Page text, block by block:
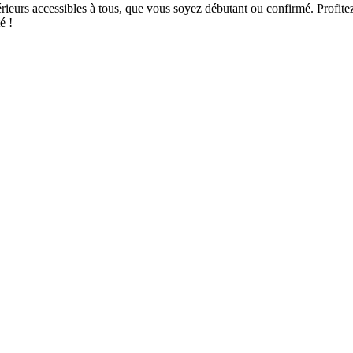
accessibles à tous, que vous soyez débutant ou confirmé.
!